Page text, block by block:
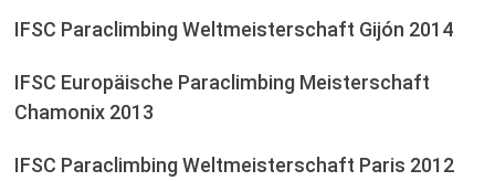
IFSC Paraclimbing Weltmeisterschaft Gijón 2014
IFSC Europäische Paraclimbing Meisterschaft
Chamonix 2013
IFSC Paraclimbing Weltmeisterschaft Paris 2012